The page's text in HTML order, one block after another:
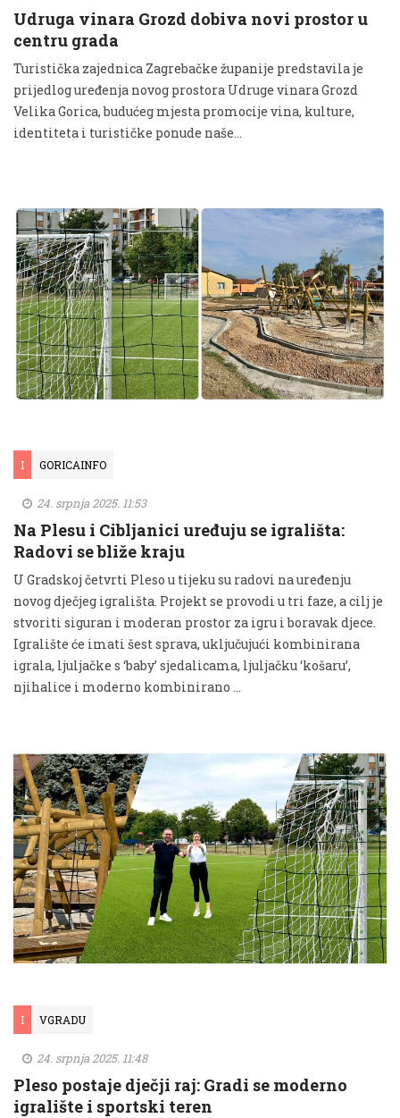
Udruga vinara Grozd dobiva novi prostor u
centru grada
Turistička zajednica Zagrebačke županije predstavila je
prijedlog uređenja novog prostora Udruge vinara Grozd
Velika Gorica, budućeg mjesta promocije vina, kulture,
identiteta i turističke ponude naše...
I GORICAINFO
24. srpnja 2025. 11:53
Na Plesu i Cibljanici uređuju se igrališta:
Radovi se bliže kraju
U Gradskoj četvrti Pleso u tijeku su radovi na uređenju
novog dječjeg igrališta. Projekt se provodi u tri faze, a cilj je
stvoriti siguran i moderan prostor za igru i boravak djece.
Igralište će imati šest sprava, uključujući kombinirana
igrala, ljuljačke s ‘baby’ sjedalicama, ljuljačku ‘košaru’,
njihalice i moderno kombinirano …
I VGRADU
24. srpnja 2025. 11:48
Pleso postaje dječji raj: Gradi se moderno
igralište i sportski teren